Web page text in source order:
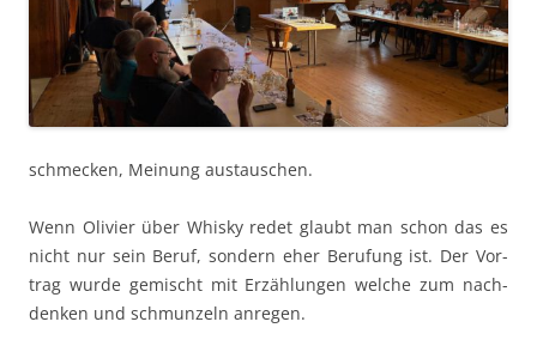
schmeck­en, Mei­n­ung austauschen.
Wenn Olivi­er über Whisky redet glaubt man schon das es
nicht nur sein Beruf, son­dern eher Beru­fung ist. Der Vor­
trag wurde gemis­cht mit Erzäh­lun­gen welche zum nach­
denken und schmun­zeln anregen.